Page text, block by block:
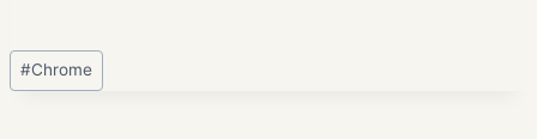
Etiquetas
de
#Chrome